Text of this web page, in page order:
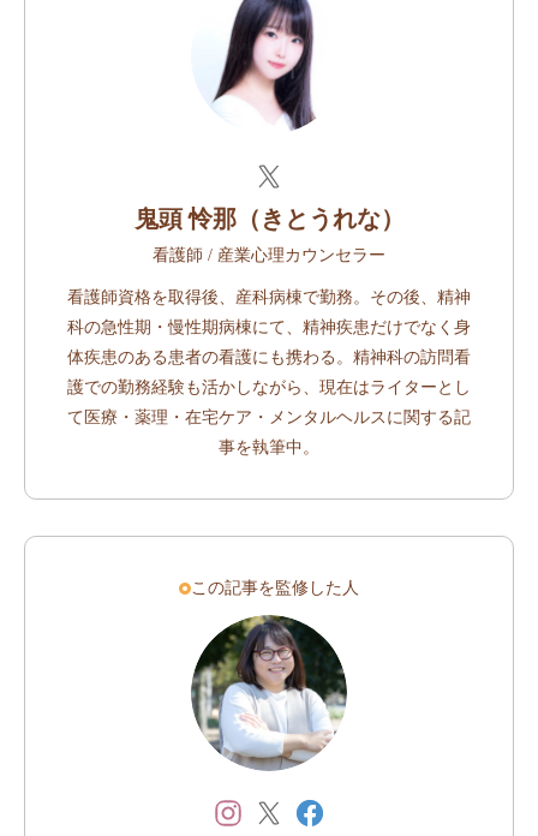
鬼頭 怜那（きとうれな）
看護師 / 産業心理カウンセラー
看護師資格を取得後、産科病棟で勤務。その後、精神
科の急性期・慢性期病棟にて、精神疾患だけでなく身
体疾患のある患者の看護にも携わる。精神科の訪問看
護での勤務経験も活かしながら、現在はライターとし
て医療・薬理・在宅ケア・メンタルヘルスに関する記
事を執筆中。
この記事を監修した人